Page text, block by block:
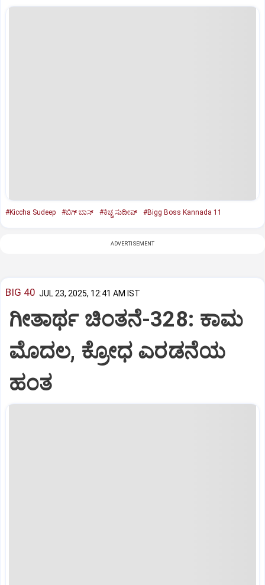
#Kiccha Sudeep #ಬಿಗ್ ಬಾಸ್ #ಕಿಚ್ಚ ಸುದೀಪ್‌ #Bigg Boss Kannada 11
ADVERTISEMENT
BIG 40 JUL 23, 2025, 12:41 AM IST
ಗೀತಾರ್ಥ ಚಿಂತನೆ-328: ಕಾಮ
ಮೊದಲ, ಕ್ರೋಧ ಎರಡನೆಯ
ಹಂತ